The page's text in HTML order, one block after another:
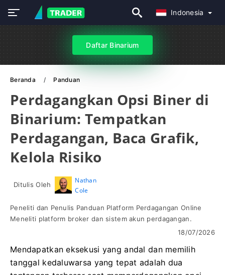
Indonesia
Daftar Binarium
Beranda Panduan
Perdagangkan Opsi Biner di
Binarium: Tempatkan
Perdagangan, Baca Grafik,
Kelola Risiko
Ditulis Oleh
Nathan
Cole
Peneliti dan Penulis Panduan Platform Perdagangan Online
Meneliti platform broker dan sistem akun perdagangan.
18/07/2026
Mendapatkan eksekusi yang andal dan memilih
tanggal kedaluwarsa yang tepat adalah dua